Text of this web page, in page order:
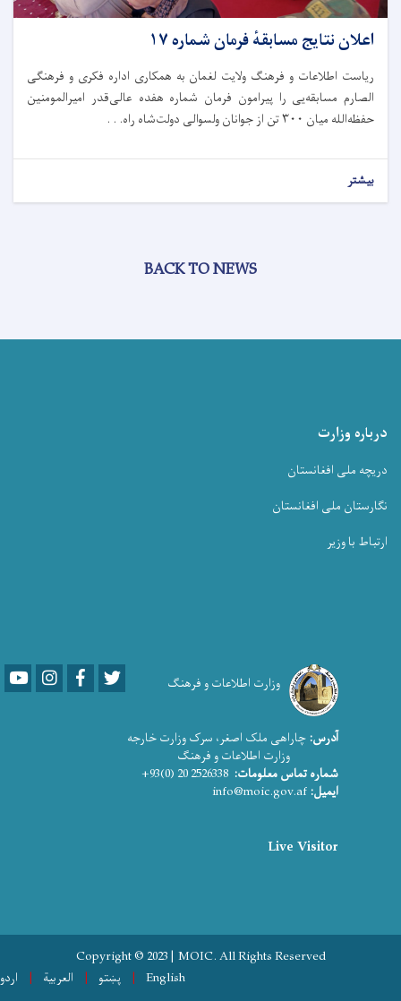
اعلان نتایج مسابقهٔ فرمان شماره ۱۷
ریاست اطلاعات و فرهنگ ولایت لغمان به همکاری اداره فکری و فرهنگی
الصارم مسابقه‌یی را پیرامون فرمان شماره هفده عالی‌قدر امیرالمومنین
حفظه‌الله میان ۳۰۰ تن از جوانان ولسوالی دولت‌شاه راه. . .
بیشتر
BACK TO NEWS
درباره وزارت
دریچه ملی افغانستان
نگارستان ملی افغانستان
ارتباط با وزیر
وزارت اطلاعات و فرهنگ YoutubeLinkedInFacebook
آدرس: چاراهی ملک اصغر، سرک وزارت خارجه
وزارت اطلاعات و فرهنگ
شماره تماس معلومات:
ایمیل:
Live Visitor
Copyright © 2023 | MOIC. All Rights Reserved
English
پښتو العربية اردو